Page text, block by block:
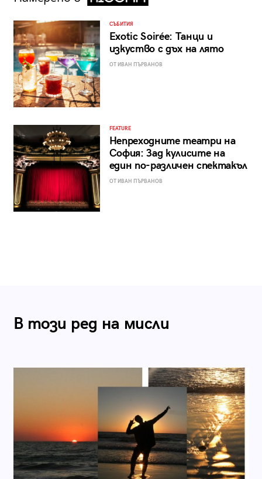
СЪБИТИЯ
Exotic Soirée: Танци и
изкуство с дъх на лято
ОТ ИВАН ПЪРВАНОВ
FEATURE
Непреходните театри на
София: Зад кулисите на
един по-различен спектакъл
ОТ ИВАН ПЪРВАНОВ
В този ред на мисли